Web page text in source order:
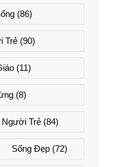
(86)
Trẻ (90)
(11)
(8)
Người Trẻ (84)
Sống Đẹp (72)